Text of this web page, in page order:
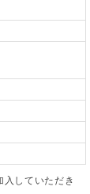
していただき